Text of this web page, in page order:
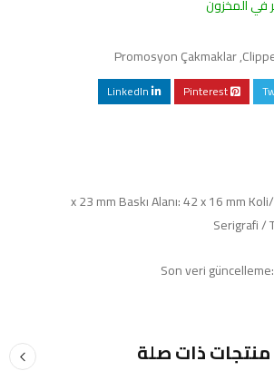
,
Promosyon Çakmaklar
Pinterest
LinkedIn
Serigrafi /
Son veri
منتجات ذات صلة